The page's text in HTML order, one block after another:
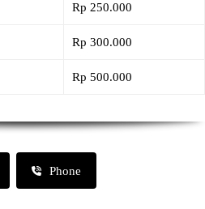
Rp 250.000
Rp 300.000
Rp 500.000
Phone